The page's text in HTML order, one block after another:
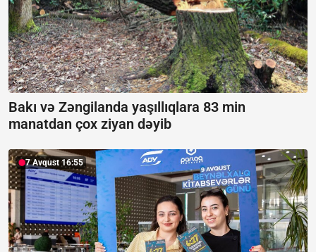
Bakı və Zəngilanda yaşıllıqlara 83 min
manatdan çox ziyan dəyib
7 Avqust 16:55